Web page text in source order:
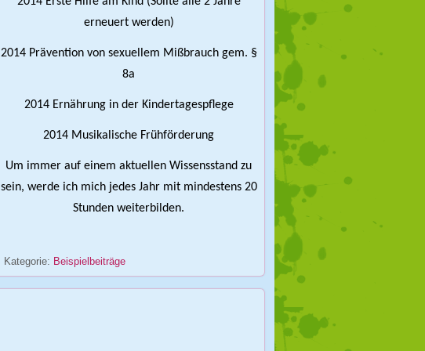
erneuert werden)
2014 Prävention von sexuellem Mißbrauch gem. §
8a
2014 Ernährung in der Kindertagespflege
2014 Musikalische Frühförderung
Um immer auf einem aktuellen Wissensstand zu
sein, werde ich mich jedes Jahr mit mindestens 20
Stunden weiterbilden.
Kategorie: Beispielbeiträge